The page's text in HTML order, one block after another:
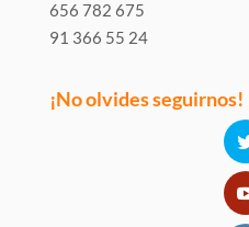
656 782 675
91 366 55 24
¡No olvides seguirnos!